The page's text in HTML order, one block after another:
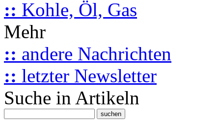
:: Kohle, Öl, Gas
Mehr
:: andere Nachrichten
:: letzter Newsletter
Suche in Artikeln